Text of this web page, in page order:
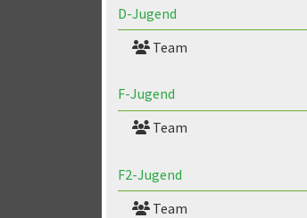
D-Jugend
Team
F-Jugend
Team
F2-Jugend
Team